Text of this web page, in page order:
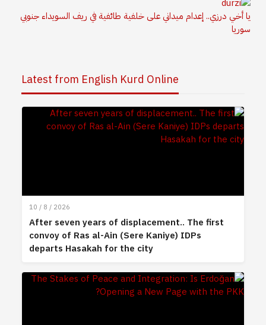
يا أخي درزي.. إعدام ميداني على خلفية طائفية في ريف السويداء جنوبي
سوريا
Latest from English Kurd Online
10 / 8 / 2026
After seven years of displacement.. The first
convoy of Ras al-Ain (Sere Kaniye) IDPs
departs Hasakah for the city